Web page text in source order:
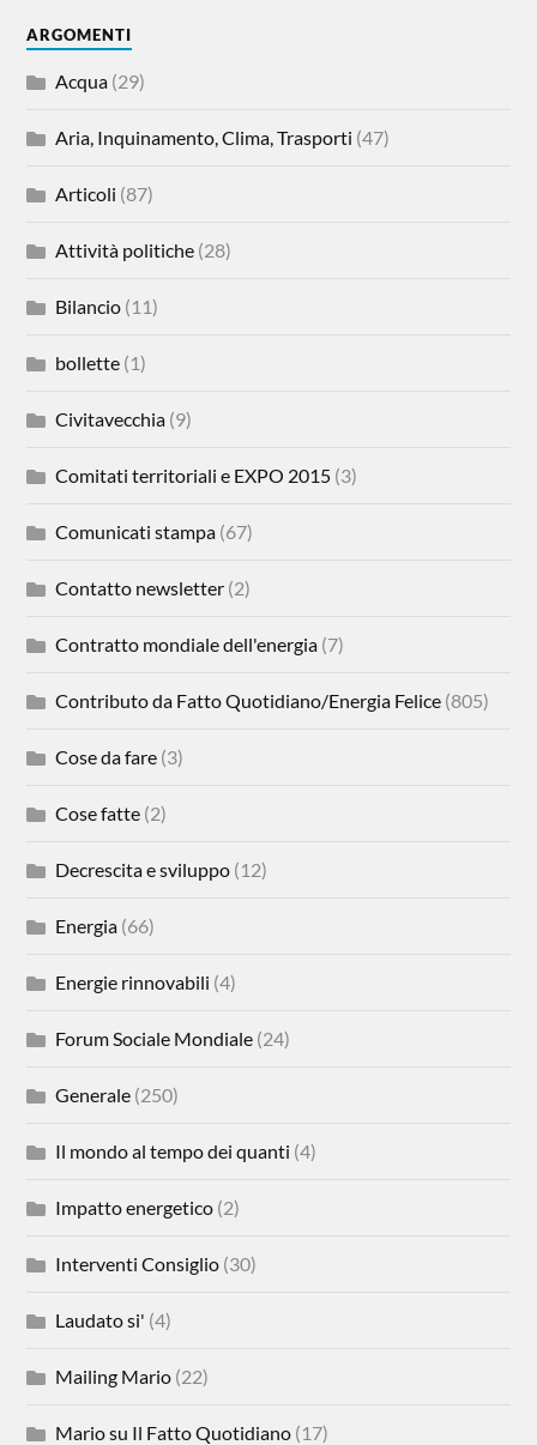
ARGOMENTI
Acqua (29)
Aria, Inquinamento, Clima, Trasporti (47)
Articoli (87)
Attività politiche (28)
Bilancio (11)
bollette (1)
Civitavecchia (9)
Comitati territoriali e EXPO 2015 (3)
Comunicati stampa (67)
Contatto newsletter (2)
Contratto mondiale dell'energia (7)
Contributo da Fatto Quotidiano/Energia Felice (805)
Cose da fare (3)
Cose fatte (2)
Decrescita e sviluppo (12)
Energia (66)
Energie rinnovabili (4)
Forum Sociale Mondiale (24)
Generale (250)
Il mondo al tempo dei quanti (4)
Impatto energetico (2)
Interventi Consiglio (30)
Laudato si' (4)
Mailing Mario (22)
Mario su Il Fatto Quotidiano (17)